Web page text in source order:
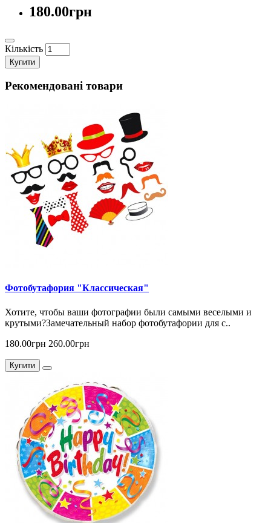
180.00грн
Кількість
Купити
Рекомендовані товари
Фотобутафория "Классическая"
Хотите, чтобы ваши фотографии были самыми веселыми и
крутыми?Замечательный набор фотобутафории для с..
180.00грн 260.00грн
Купити